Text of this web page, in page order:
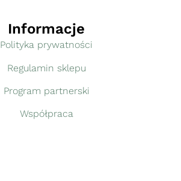
Informacje
Polityka prywatności
Regulamin sklepu
Program partnerski
Współpraca